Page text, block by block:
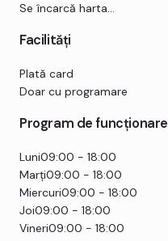
Se încarcă harta…
Facilități
Plată card
Doar cu programare
Program de funcționare
Luni09:00 - 18:00
Marți09:00 - 18:00
Miercuri09:00 - 18:00
Joi09:00 - 18:00
Vineri09:00 - 18:00